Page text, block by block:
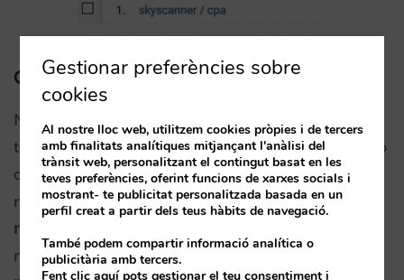
Coexistència de campanyes amb CPC i CPA
No pots participar als dos sistemes al mateix
temps, hasd’optarper un o altre. Qualsevol opció
que triÏs, o si decideixes canviar, t’aconsellem
romandre en el mateix tipus de campanyes
mínim de 3 a 6 mesos
resultats a consciència.
Gestionar preferències sobre
cookies
Al nostre lloc web, utilitzem cookies pròpies i de tercers
amb finalitats analítiques mitjançant l'anàlisi del
trànsit web, personalitzant el contingut basat en les
teves preferències, oferint funcions de xarxes socials i
mostrant- te publicitat personalitzada basada en un
perfil creat a partir dels teus hàbits de navegació.
També podem compartir informació analítica o
publicitària amb tercers.
Fent clic aquí pots gestionar el teu consentiment i